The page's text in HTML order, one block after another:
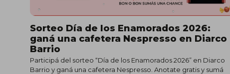
Sorteo Día de los Enamorados 2026:
ganá una cafetera Nespresso en Diarco
Barrio
Participá del sorteo “Día de los Enamorados 2026” en Diarco
Barrio y ganá una cafetera Nespresso. Anotate gratis y sumá